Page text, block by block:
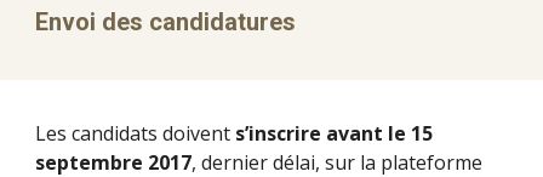
Envoi des candidatures
Les candidats doivent s’inscrire avant le 15
septembre 2017, dernier délai, sur la plateforme